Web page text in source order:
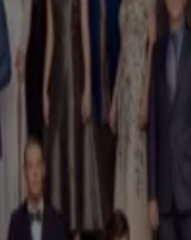
gehad voor sushi'
de hand
Winter Vol Liefde-Pearl